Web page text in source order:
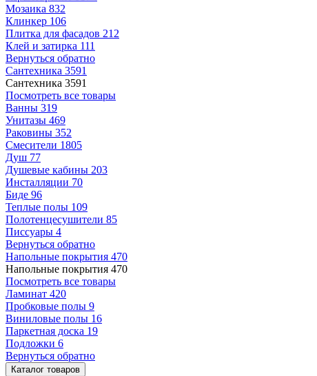
Мозаика 832
Клинкер 106
Плитка для фасадов 212
Клей и затирка 111
Вернуться обратно
Сантехника 3591
Сантехника 3591
Посмотреть все товары
Ванны 319
Унитазы 469
Раковины 352
Смесители 1805
Душ 77
Душевые кабины 203
Инсталляции 70
Биде 96
Теплые полы 109
Полотенцесушители 85
Писсуары 4
Вернуться обратно
Напольные покрытия 470
Напольные покрытия 470
Посмотреть все товары
Ламинат 420
Пробковые полы 9
Виниловые полы 16
Паркетная доска 19
Подложки 6
Вернуться обратно
Каталог товаров